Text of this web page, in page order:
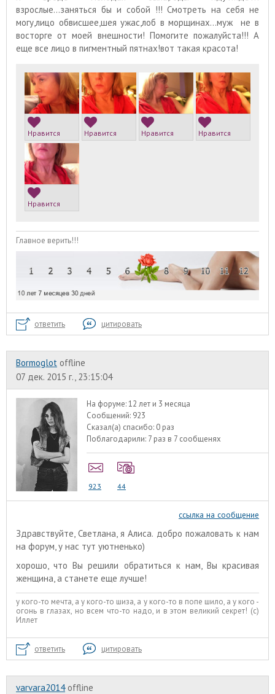
взрослые...заняться бы и собой !!! Смотреть на себя не
могу,лицо обвисшее,шея ужас,лоб в морщинах...муж не в
восторге от моей внешности! Помогите пожалуйста!!! А
еще все лицо в пигментный пятнах!вот такая красота!
Нравится Нравится Нравится Нравится
Нравится
Главное верить!!!
ответить цитировать
Bormoglot offline
07 дек. 2015 г., 23:15:04
На форуме:12 лет и 3 месяца
Сообщений: 923
Сказал(а) спасибо: 0 раз
Поблагодарили: 7 раз в 7 сообщенях
923 44
ссылка на сообщение
Здравствуйте, Светлана, я Алиса. добро пожаловать к нам
на форум, у нас тут уютненько)
хорошо, что Вы решили обратиться к нам, Вы красивая
женщина, а станете еще лучше!
у кого-то мечта, а у кого-то шиза, а у кого-то в попе шило, а у кого -
огонь в глазах, но всем что-то надо, и в этом великий секрет! (с)
Иллет
ответить цитировать
varvara2014 offline